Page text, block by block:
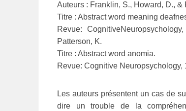
Auteurs : Franklin, S., Howard, D., &
Titre : Abstract word meaning
Revue:
Patterson, K.
Titre : Abstract word anomia.
Revue: Cognitive Neuropsychology,
Les auteurs présentent un cas de
dire un trouble de la